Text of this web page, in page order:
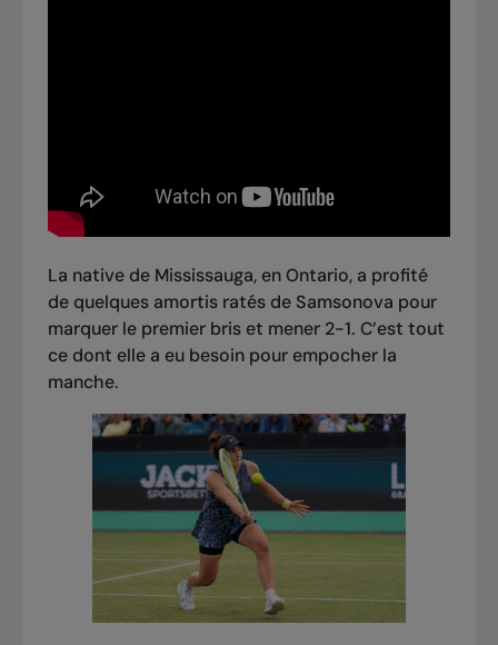
La native de Mississauga, en Ontario, a profité
de quelques amortis ratés de Samsonova pour
marquer le premier bris et mener 2-1. C’est tout
ce dont elle a eu besoin pour empocher la
manche.